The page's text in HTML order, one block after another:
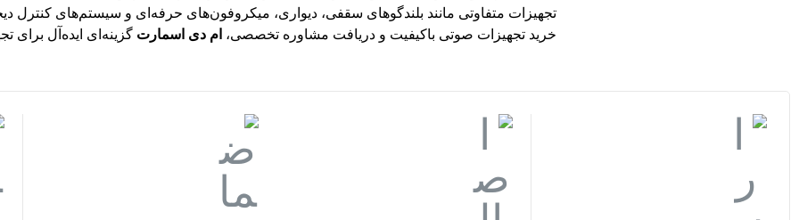
تجهیزات متفاوتی مانند بلندگوهای سقفی، دیواری، میکروفون‌های حرفه‌ای و سیستم‌های کنترل
خرید تجهیزات صوتی باکیفیت و دریافت مشاوره تخصصی، ام دی اسمارت گزینه‌ای ایده‌آل برای